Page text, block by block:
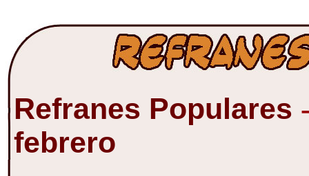
Refranes Populares
febrero